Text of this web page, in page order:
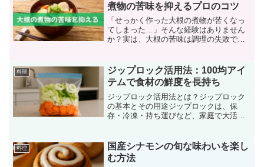
煮物の苦味を抑えるプロのコツ
「せっかく作った大根の煮物が苦くなっ
てしまった…」そんな経験はありません
か？実は、大根の苦味は調理の失敗では
象なんです。この記事では、大根の煮物
が苦い原因と、その苦味を...
料理
ジップロック活用法：100均アイ
テムで食材の鮮度を長持ち
ジップロック活用法とは？ジップロック
の基本とその用途ジップロックは、保
存・冷凍・持ち運びなど、家庭で大活躍
適です。さらに、汁気のあるおかずやス
ープ類、カットしたフルーツ...
料理
国産シナモンの旬な味わいを楽し
む方法